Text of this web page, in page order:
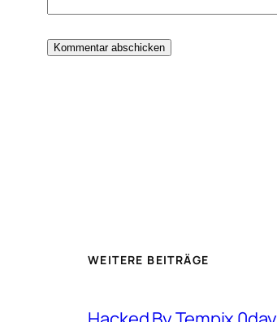
WEITERE BEITRÄGE